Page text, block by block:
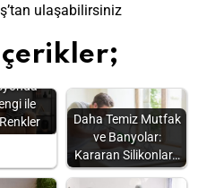
ulaşabilirsiniz
ile
Daha Temiz Mutfak
ve Banyolar:
Kararan Silikonlar…